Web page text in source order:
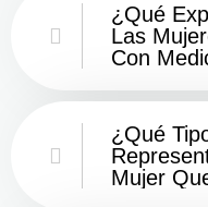
¿Qué
Las
Con
¿Qué
Mujer